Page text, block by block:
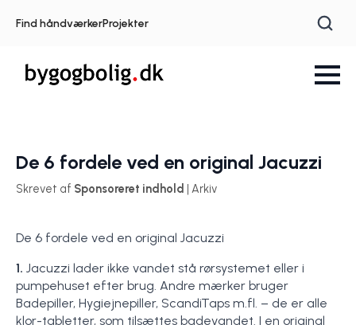
Find håndværkerProjekter
De 6 fordele ved en original Jacuzzi
Skrevet af Sponsoreret indhold | Arkiv
De 6 fordele ved en original Jacuzzi
1. Jacuzzi lader ikke vandet stå rørsystemet eller i
pumpehuset efter brug. Andre mærker bruger
Badepiller, Hygiejnepiller, ScandiTaps m.fl. – de er alle
klor-tabletter, som tilsættes badevandet. I en original